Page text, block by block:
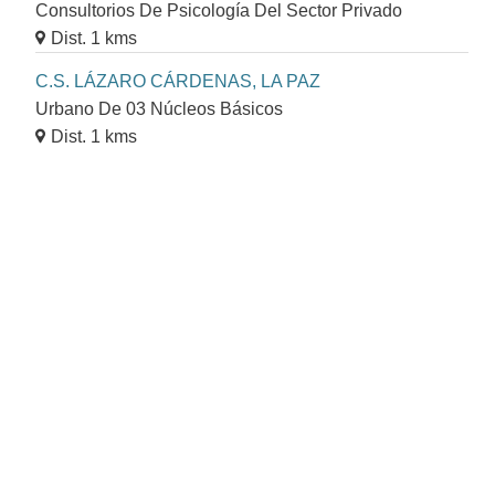
Consultorios De Psicología Del Sector Privado
Dist. 1 kms
C.S. LÁZARO CÁRDENAS, LA PAZ
Urbano De 03 Núcleos Básicos
Dist. 1 kms